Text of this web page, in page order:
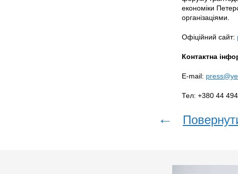
економіки
організаціями.
Офіційний сайт:
Контактна
E-mail:
Тел: +380 44
←